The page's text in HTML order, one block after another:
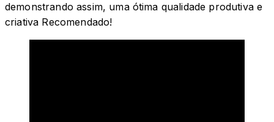
demonstrando assim, uma ótima qualidade produtiva e
criativa Recomendado!